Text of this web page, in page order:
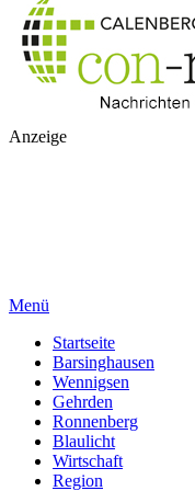
Anzeige
Menü
Startseite
Barsinghausen
Wennigsen
Gehrden
Ronnenberg
Blaulicht
Wirtschaft
Region